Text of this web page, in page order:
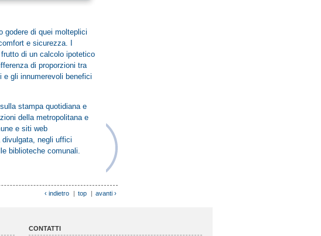
godere di quei molteplici
e sicurezza. I
di un calcolo ipotetico
di proporzioni tra
e gli innumerevoli benefici
stampa quotidiana e
della metropolitana e
e siti web
divulgata, negli uffici
biblioteche comunali.
‹ indietro top avanti ›
CONTATTI